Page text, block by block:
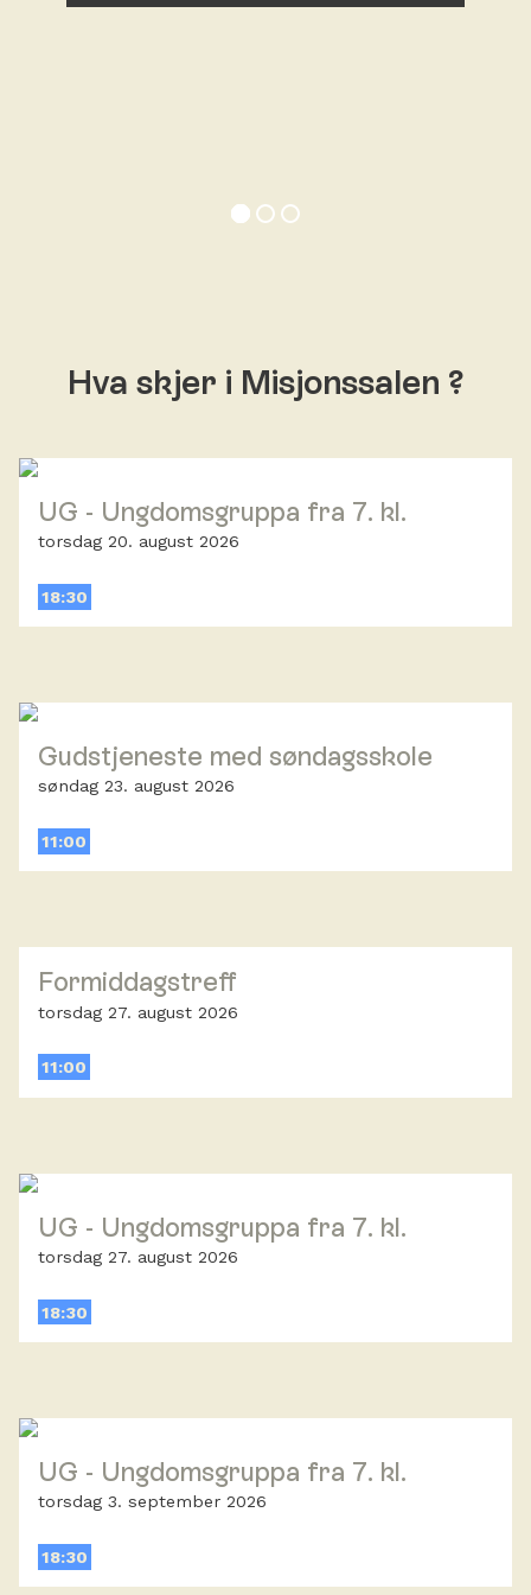
Hva skjer i Misjonssalen ?
UG - Ungdomsgruppa fra 7. kl.
torsdag 20. august 2026
18:30
Gudstjeneste med søndagsskole
søndag 23. august 2026
11:00
Formiddagstreff
torsdag 27. august 2026
11:00
UG - Ungdomsgruppa fra 7. kl.
torsdag 27. august 2026
18:30
UG - Ungdomsgruppa fra 7. kl.
torsdag 3. september 2026
18:30